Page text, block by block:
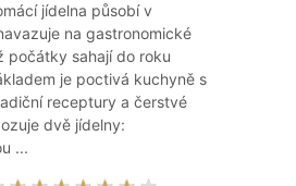
jídelna působí v
na gastronomické
počátky sahají do roku
je poctivá kuchyně s
receptury a čerstvé
dvě jídelny:
...